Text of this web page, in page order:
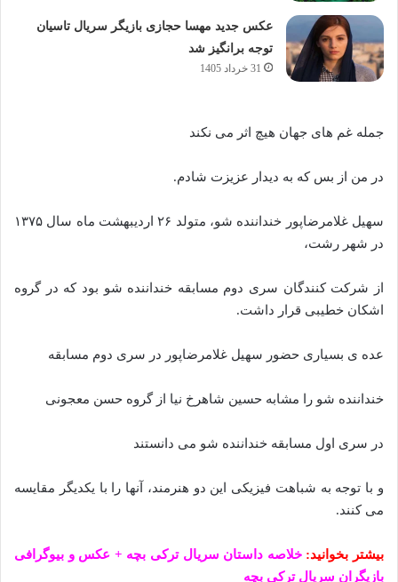
عکس جدید مهسا حجازی بازیگر سریال تاسیان
توجه برانگیز شد
31 خرداد 1405
جمله غم های جهان هیچ اثر می نکند
در من از بس که به دیدار عزیزت شادم.
سهیل غلامرضاپور خنداننده شو، متولد ۲۶ اردیبهشت ماه سال ۱۳۷۵
در شهر رشت،
از شرکت کنندگان سری دوم مسابقه خنداننده شو بود که در گروه
اشکان خطیبی قرار داشت.
عده ی بسیاری حضور سهیل غلامرضاپور در سری دوم مسابقه
خنداننده شو را مشابه حسین شاهرخ‌ نیا از گروه حسن معجونی
در سری اول مسابقه خنداننده شو می دانستند
و با توجه به شباهت فیزیکی این دو هنرمند، آنها را با یکدیگر مقایسه
می کنند.
بیشتر بخوانید:خلاصه داستان سریال ترکی بچه + عکس و بیوگرافی
بازیگران سریال ترکی بچه